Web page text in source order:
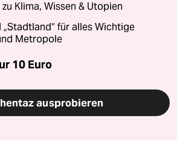
Klima, Wissen & Utopien
für alles Wichtige
Metropole
10 Euro
ausprobieren